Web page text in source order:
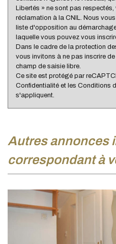
Libertés » ne sont pas
réclamation à la CNIL. Nous
liste d'opposition au
laquelle vous pouvez vous
Dans le cadre de la protection
vous invitons à ne pas inscrire
champ de saisie libre.
Ce site est protégé par
Confidentialité et les Conditions
s'appliquent.
autres annonces immobilières
correspondant à